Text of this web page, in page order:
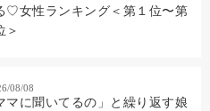
♡女性ランキング＜第１位〜第
＞
08/08
マに聞いてるの」と繰り返す娘